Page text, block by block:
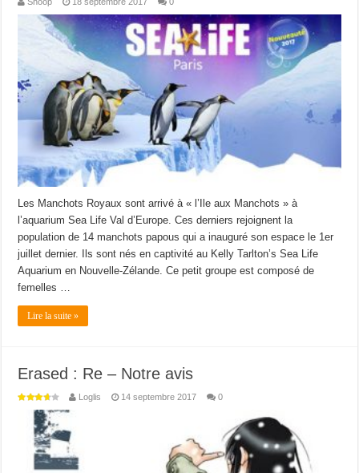
Shoop 18 septembre 2017 0
Les Manchots Royaux sont arrivé à « l’Ile aux Manchots » à
l’aquarium Sea Life Val d’Europe. Ces derniers rejoignent la
population de 14 manchots papous qui a inauguré son espace le 1er
juillet dernier. Ils sont nés en captivité au Kelly Tarlton’s Sea Life
Aquarium en Nouvelle-Zélande. Ce petit groupe est composé de
femelles …
Lire la suite »
Erased : Re – Notre avis
Loglis 14 septembre 2017 0